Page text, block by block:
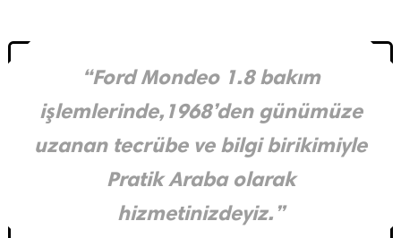
“Ford Mondeo 1.8 bakım
işlemlerinde,1968’den günümüze
uzanan tecrübe ve bilgi birikimiyle
Pratik Araba olarak
hizmetinizdeyiz.”